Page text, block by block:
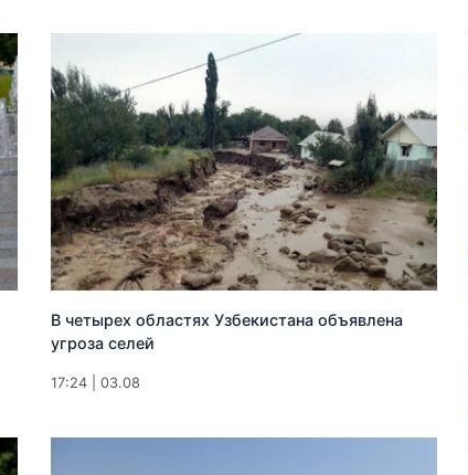
В четырех областях Узбекистана объявлена
угроза селей
17:24 | 03.08